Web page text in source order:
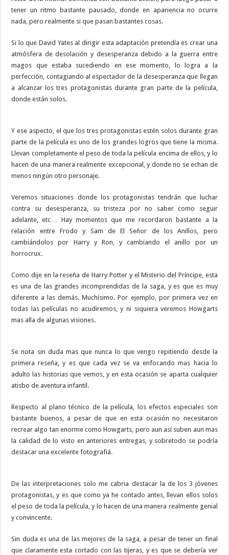
tener un ritmo bastante pausado, donde en apariencia no ocurre
nada, pero realmente si que pasan bastantes cosas.
Si lo que David Yates al dirigir esta adaptación pretendía es crear una
atmósfera de desolación y desesperanza debido a la guerra entre
magos que estaba sucediendo en ese momento, lo logra a la
perfección, contagiando al espectador de la desesperanza que llegan
a alcanzar los tres protagonistas durante gran parte de la película,
donde están solos.
Y ese aspecto, el que los tres protagonistas estén solos durante gran
parte de la película es uno de los grandes logros que tiene la misma.
Llevan completamente el peso de toda la película encima de ellos, y lo
hacen de una manera realmente excepcional, y donde no se echan de
menos ningún otro personaje.
Veremos situaciones donde los protagonistas tendrán que luchar
contra su desesperanza, su tristeza por no saber como seguir
adelante, etc… Hay momentos que me recordaron bastante a la
relación entre Frodo y Sam de El Señor de los Anillos, pero
cambiándolos por Harry y Ron, y cambiando el anillo por un
horrocrux.
Como dije en la reseña de Harry Potter y el Misterio del Príncipe, esta
es una de las grandes incomprendidas de la saga, y es que es muy
diferente a las demás. Muchísimo. Por ejemplo, por primera vez en
todas las películas no acudiremos, y ni siquiera veremos Howgarts
mas alla de algunas visiones.
Se nota sin duda mas que nunca lo que vengo repitiendo desde la
primera reseña, y es que cada vez se va enfocando mas hacia lo
adulto las historias que vemos, y en esta ocasión se aparta cualquier
atisbo de aventura infantil.
Respecto al plano técnico de la película, los efectos especiales son
bastante buenos, a pesar de que en esta ocasión no necesitaron
recrear algo tan enorme como Howgarts, pero aun así suben aun mas
la calidad de lo visto en anteriores entregas, y sobretodo se podría
destacar una excelente fotografiá.
De las interpretaciones solo me cabria destacar la de los 3 jóvenes
protagonistas, y es que como ya he contado antes, llevan ellos solos
el peso de toda la película, y lo hacen de una manera realmente genial
y convincente.
Sin duda es una de las mejores de la saga, a pesar de tener un final
que claramente esta cortado con las tijeras, y es que se debería ver